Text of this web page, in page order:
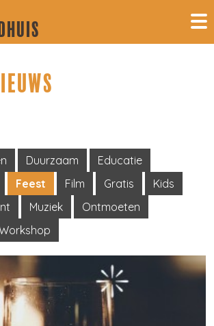
Duurzaam
Educatie
Feest Film Gratis
Kids
Muziek
Ontmoeten